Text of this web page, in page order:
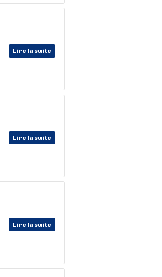
Lire la suite
Lire la suite
Lire la suite